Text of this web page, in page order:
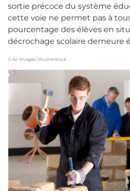
sortie précoce du système
cette voie ne permet pas à
pourcentage des élèves en
décrochage scolaire demeure
© Air Images / shutterstock